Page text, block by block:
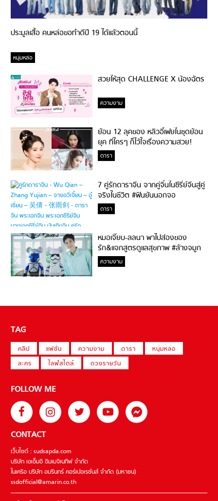
ประมูลเสื้อ คนหล่อขอทำดีปี 19 ได้แล้วตอนนี้
หนุ่มหล่อ
สวยให้สุด CHALLENGE X น้องฉัตร
ความงาม
ย้อน 12 ลุคของ หลิวอี้เฟยในชุดย้อน
ยุค ที่ใครๆ ก็ไว้ใจเรื่องความสวย!
ดารา
7 คู่รักดาราจีน จากคู่จิ้นในซีรี่ย์จีนสู่คู่
จริงในชีวิต #ฟินยันนอกจอ
ดารา
หมอเจี๊ยบ-ลลนา พาไปส่องของ
รัก&แจกสูตรดูแลสุขภาพ #ล้างจมูก
ไม่ยากจะสอนให้
ความงาม
TAG
คลิป แฟชั่น ความงาม ดารา
หนุ่มหล่อ
ละคร
ไลฟ์สไตล์ ดวงรายวัน
FOLLOW ME
CONTACT
เว็บไซต์ : sudsapda.com
บริษัท เอเอ็มอี อิมเมจิเนทีฟ จำกัด
ในเครือ บริษัท อมรินทร์ คอร์เปอเรชั่นส์ จำกัด (มหาชน)
ssdofficial@amarin.co.th